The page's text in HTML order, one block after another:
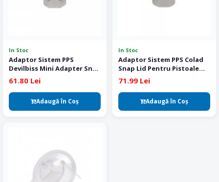
In Stoc
Adaptor Sistem PPS
Devilbiss Mini Adapter Snap
Lid, Colad
61.80 Lei
Adaugă în Coş
In Stoc
Adaptor Sistem PPS Colad
Snap Lid Pentru Pistoale
Vopsit SATA
71.99 Lei
Adaugă în Coş